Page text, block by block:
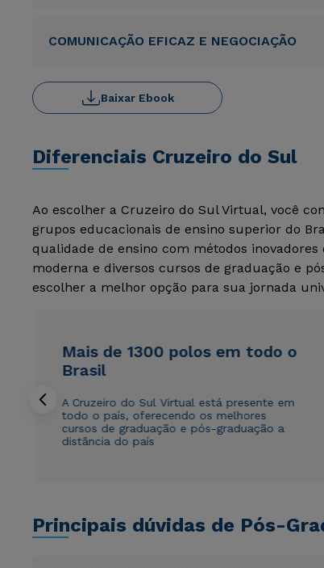
COMUNICAÇÃO EFICAZ E NEGOCIAÇÃO
Baixar Ebook
Diferenciais Cruzeiro do Sul
Ao escolher a Cruzeiro do Sul Virtual, você
grupos educacionais de ensino superior do
qualidade de ensino com métodos
moderna e diversos cursos de graduação e
escolher a melhor opção para sua jornada
Mais de 1300 polos em todo o
Brasil
A Cruzeiro do Sul Virtual está presente em
todo o país, oferecendo os melhores
cursos de graduação e pós-graduação a
distância do país
Principais dúvidas de Pós-